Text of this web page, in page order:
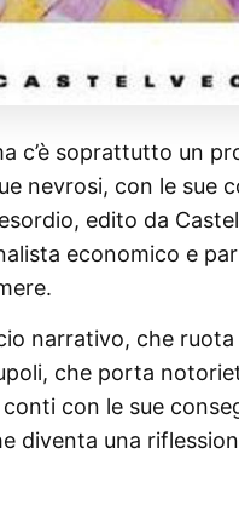
c’è soprattutto un
nevrosi, con le sue
edito da
economico e
narrativo, che
che porta
con le sue
diventa una